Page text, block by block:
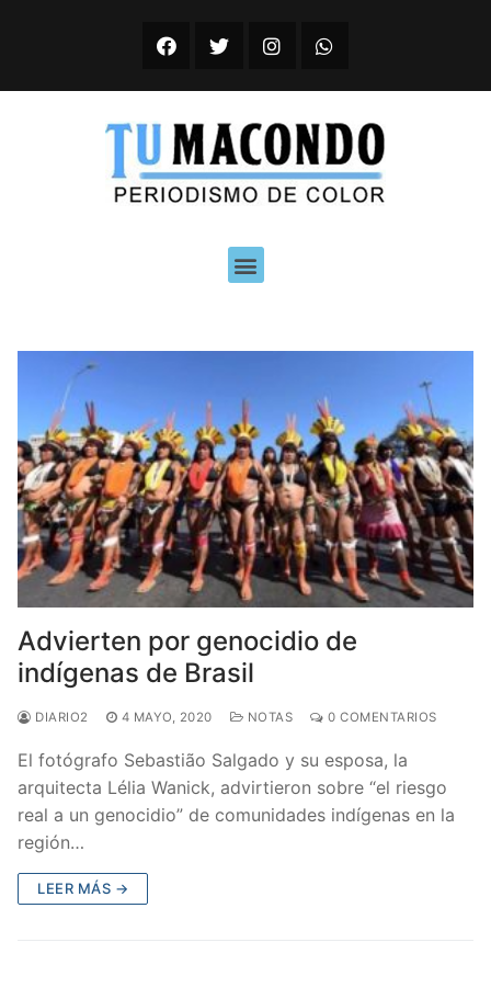
Advierten por genocidio de
indígenas de Brasil
DIARIO2 4 MAYO, 2020 NOTAS 0 COMENTARIOS
El fotógrafo Sebastião Salgado y su esposa, la
arquitecta Lélia Wanick, advirtieron sobre “el riesgo
real a un genocidio” de comunidades indígenas en la
región…
LEER MÁS →